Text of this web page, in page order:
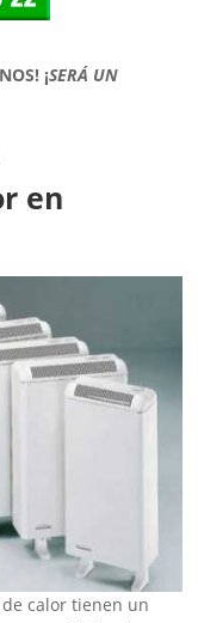
¡SERÁ UN
en
calor tienen un